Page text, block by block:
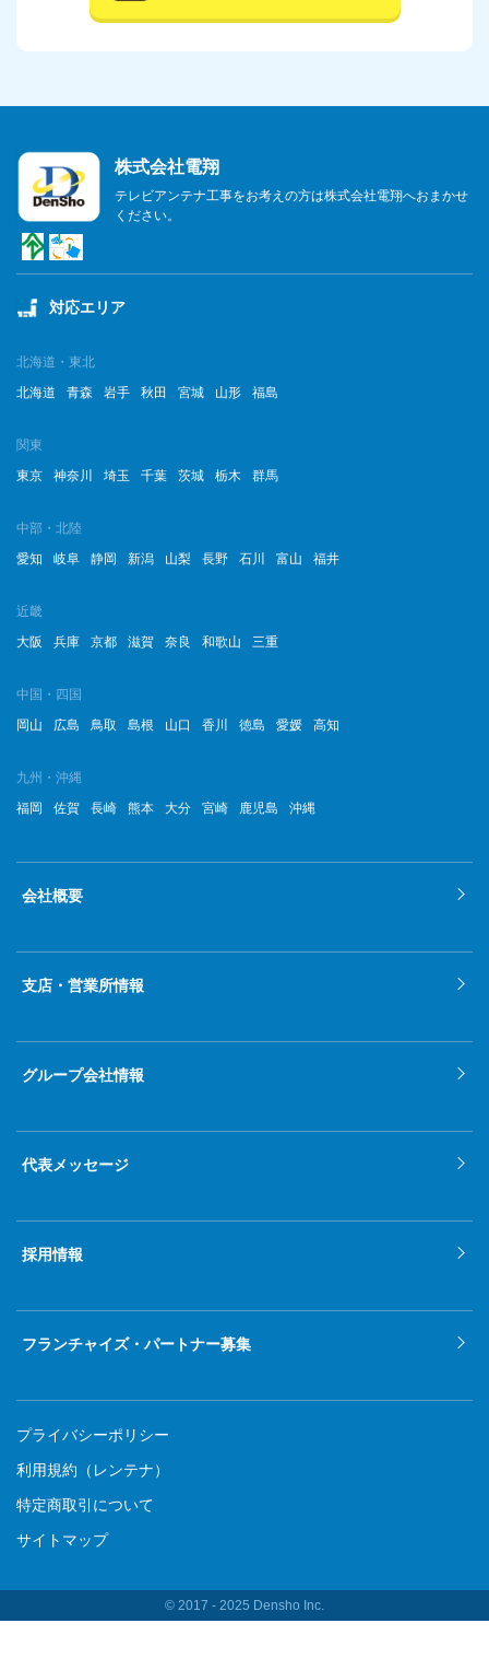
株式会社電翔
テレビアンテナ工事をお考えの方は株式会社電翔へおまかせ
ください。
対応エリア
北海道・東北
北海道
青森 岩手 秋田 宮城 山形 福島
関東
東京
神奈川 埼玉 千葉 茨城 栃木 群馬
中部・北陸
愛知
岐阜 静岡 新潟 山梨 長野 石川 富山 福井
近畿
大阪
兵庫 京都 滋賀 奈良 和歌山 三重
中国・四国
岡山
広島 鳥取 島根 山口 香川 徳島 愛媛 高知
九州・沖縄
福岡
佐賀 長崎 熊本 大分 宮崎 鹿児島 沖縄
会社概要
支店・営業所情報
グループ会社情報
代表メッセージ
採用情報
フランチャイズ・パートナー募集
プライバシーポリシー
利用規約（レンテナ）
特定商取引について
サイトマップ
© 2017 ‐ 2025 Densho Inc.